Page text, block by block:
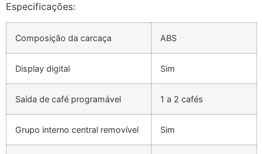
Especificações:
Composição da carcaça ABS
Display digital Sim
Saída de café programável 1 a 2 cafés
Grupo interno central removível Sim